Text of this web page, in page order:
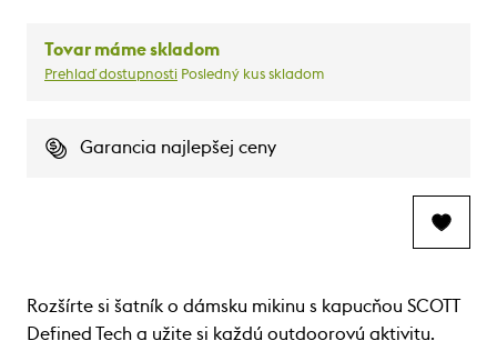
Tovar máme skladom
Prehlaď dostupnosti Posledný kus skladom
Garancia najlepšej ceny
Rozšírte si šatník o dámsku mikinu s kapucňou SCOTT
Defined Tech a užite si každú outdoorovú aktivitu.